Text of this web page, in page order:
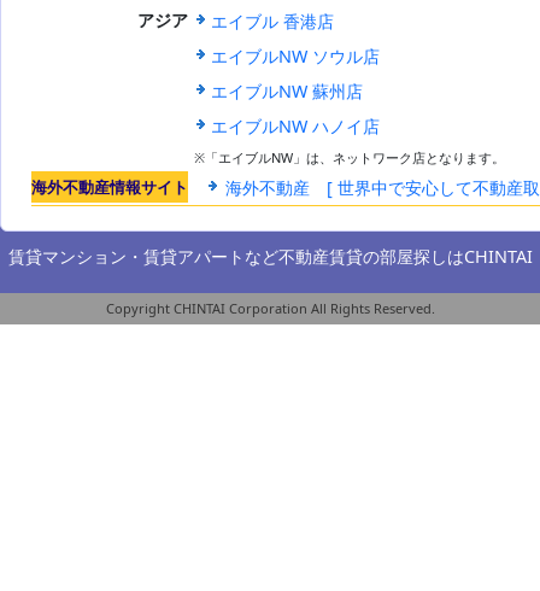
アジア
エイブル 香港店
エイブルNW ソウル店
エイブルNW 蘇州店
エイブルNW ハノイ店
※「エイブルNW」は、ネットワーク店となります。
海外不動産情報サイト 海外不動産 [ 世界中で安心して不動産
賃貸マンション・賃貸アパートなど不動産賃貸の部屋探しはCHINTAI
Copyright CHINTAI Corporation All Rights Reserved.